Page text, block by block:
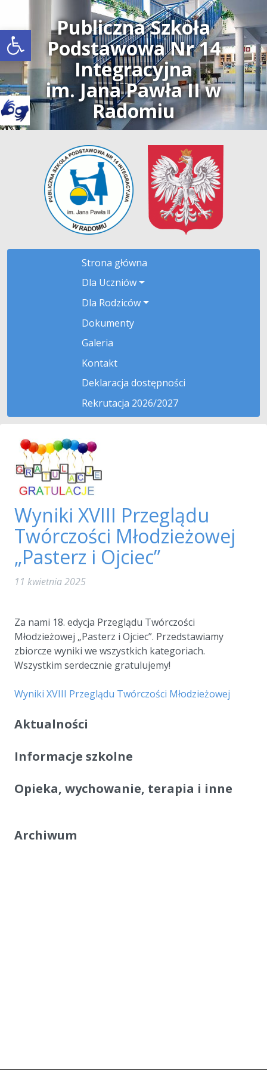
Open toolbar
Publiczna Szkoła
Podstawowa Nr 14
Integracyjna
im. Jana Pawła II w
Radomiu
Strona główna
Dla Uczniów
Dla Rodziców
Dokumenty
Galeria
Kontakt
Deklaracja dostępności
Rekrutacja 2026/2027
Wyniki XVIII Przeglądu
Twórczości Młodzieżowej
„Pasterz i Ojciec”
11 kwietnia 2025
Za nami 18. edycja Przeglądu Twórczości
Młodzieżowej „Pasterz i Ojciec”. Przedstawiamy
zbiorcze wyniki we wszystkich kategoriach.
Wszystkim serdecznie gratulujemy!
Wyniki XVIII Przeglądu Twórczości Młodzieżowej
Aktualności
Informacje szkolne
Opieka, wychowanie, terapia i inne
Archiwum